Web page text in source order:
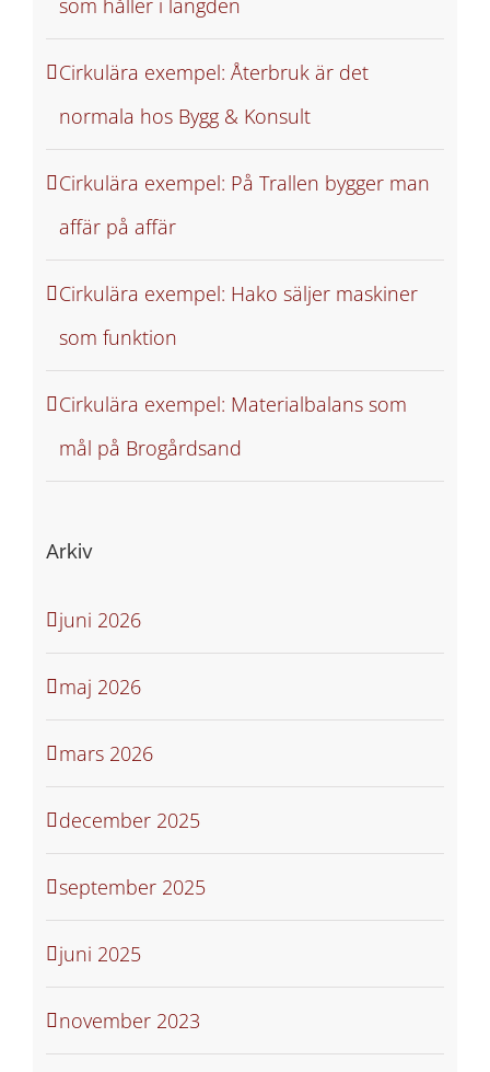
Cirkulära exempel: Återbruk är det
normala hos Bygg & Konsult
Cirkulära exempel: På Trallen bygger man
affär på affär
Cirkulära exempel: Hako säljer maskiner
som funktion
Cirkulära exempel: Materialbalans som
mål på Brogårdsand
Arkiv
juni 2026
maj 2026
mars 2026
december 2025
september 2025
juni 2025
november 2023